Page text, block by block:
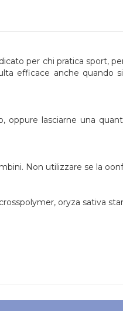
per chi pratica sport,
efficace anche
lasciarne una
Non utilizzare se la
oryza sativa